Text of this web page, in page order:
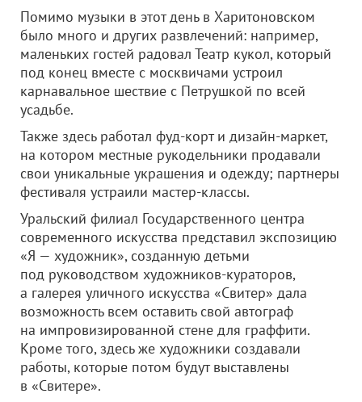
Помимо музыки в этот день в Харитоновском
было много и других развлечений: например,
маленьких гостей радовал Театр кукол, который
под конец вместе с москвичами устроил
карнавальное шествие с Петрушкой по всей
усадьбе.
Также здесь работал фуд-корт и дизайн-маркет,
на котором местные рукодельники продавали
свои уникальные украшения и одежду; партнеры
фестиваля устраили мастер-классы.
Уральский филиал Государственного центра
современного искусства представил экспозицию
«Я — художник», созданную детьми
под руководством художников-кураторов,
а галерея уличного искусства «Свитер» дала
возможность всем оставить свой автограф
на импровизированной стене для граффити.
Кроме того, здесь же художники создавали
работы, которые потом будут выставлены
в «Свитере».